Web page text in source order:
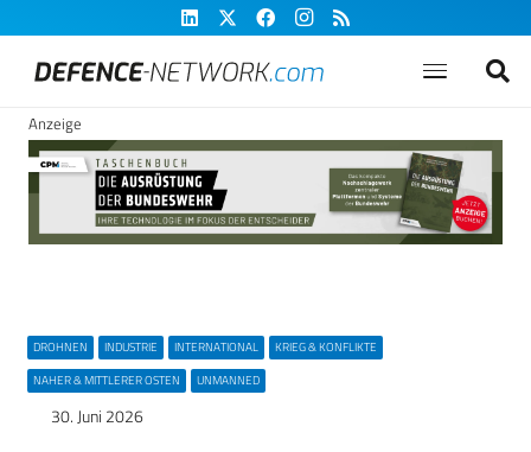
Anzeige
DROHNEN INDUSTRIE INTERNATIONAL
KRIEG & KONFLIKTE
NAHER & MITTLERER OSTEN
UNMANNED
30. Juni 2026